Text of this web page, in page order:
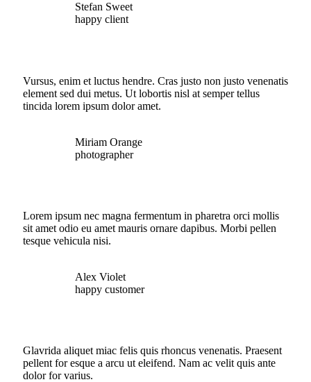
Stefan Sweet
happy client
Vursus, enim et luctus hendre. Cras justo non justo venenatis
element sed dui metus. Ut lobortis nisl at semper tellus
tincida lorem ipsum dolor amet.
Miriam Orange
photographer
Lorem ipsum nec magna fermentum in pharetra orci mollis
sit amet odio eu amet mauris ornare dapibus. Morbi pellen
tesque vehicula nisi.
Alex Violet
happy customer
Glavrida aliquet miac felis quis rhoncus venenatis. Praesent
pellent for esque a arcu ut eleifend. Nam ac velit quis ante
dolor for varius.